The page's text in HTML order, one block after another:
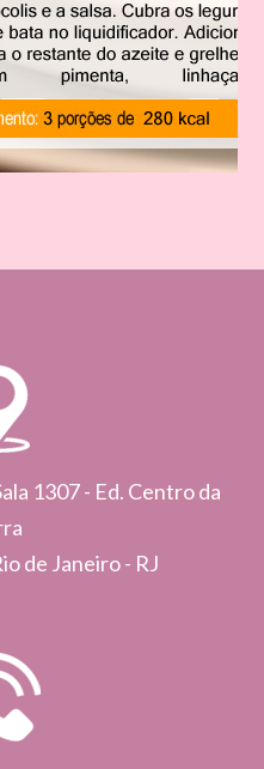
1307 - Ed. Centro da
de Janeiro - RJ